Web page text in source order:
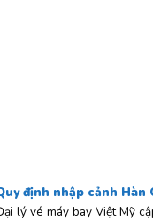
định nhập cảnh Hàn
lý vé máy bay Việt Mỹ